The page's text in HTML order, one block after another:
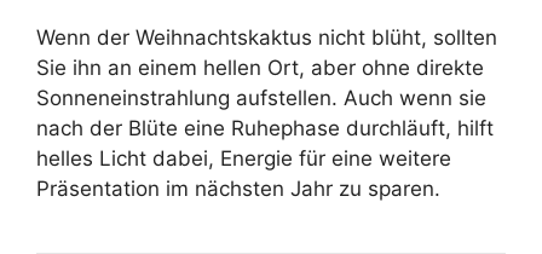
Wenn der Weihnachtskaktus nicht blüht, sollten
Sie ihn an einem hellen Ort, aber ohne direkte
Sonneneinstrahlung aufstellen. Auch wenn sie
nach der Blüte eine Ruhephase durchläuft, hilft
helles Licht dabei, Energie für eine weitere
Präsentation im nächsten Jahr zu sparen.